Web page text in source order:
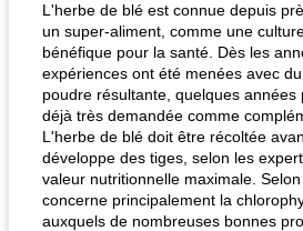
L'herbe de blé est connue depuis
un super-aliment, comme une
bénéfique pour la santé. Dès les
expériences ont été menées avec
poudre résultante, quelques années
déjà très demandée comme
L'herbe de blé doit être récoltée
développe des tiges, selon les
valeur nutritionnelle maximale.
concerne principalement la
auxquels de nombreuses bonnes